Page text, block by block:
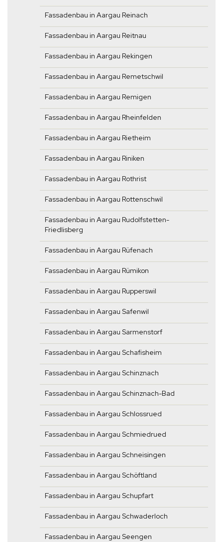
Fassadenbau in Aargau Reinach
Fassadenbau in Aargau Reitnau
Fassadenbau in Aargau Rekingen
Fassadenbau in Aargau Remetschwil
Fassadenbau in Aargau Remigen
Fassadenbau in Aargau Rheinfelden
Fassadenbau in Aargau Rietheim
Fassadenbau in Aargau Riniken
Fassadenbau in Aargau Rothrist
Fassadenbau in Aargau Rottenschwil
Fassadenbau in Aargau Rudolfstetten-
Friedlisberg
Fassadenbau in Aargau Rüfenach
Fassadenbau in Aargau Rümikon
Fassadenbau in Aargau Rupperswil
Fassadenbau in Aargau Safenwil
Fassadenbau in Aargau Sarmenstorf
Fassadenbau in Aargau Schafisheim
Fassadenbau in Aargau Schinznach
Fassadenbau in Aargau Schinznach-Bad
Fassadenbau in Aargau Schlossrued
Fassadenbau in Aargau Schmiedrued
Fassadenbau in Aargau Schneisingen
Fassadenbau in Aargau Schöftland
Fassadenbau in Aargau Schupfart
Fassadenbau in Aargau Schwaderloch
Fassadenbau in Aargau Seengen